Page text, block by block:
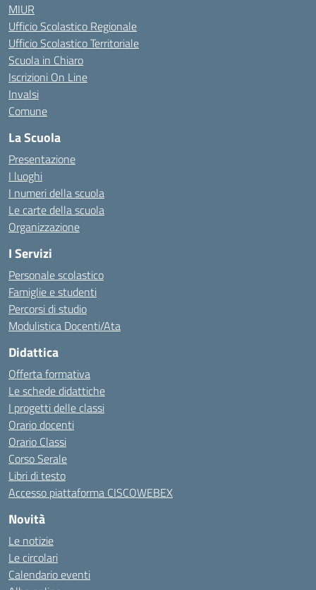
MIUR
Ufficio Scolastico Regionale
Ufficio Scolastico Territoriale
Scuola in Chiaro
Iscrizioni On Line
Invalsi
Comune
La Scuola
Presentazione
I luoghi
I numeri della scuola
Le carte della scuola
Organizzazione
I Servizi
Personale scolastico
Famiglie e studenti
Percorsi di studio
Modulistica Docenti/Ata
Didattica
Offerta formativa
Le schede didattiche
I progetti delle classi
Orario docenti
Orario Classi
Corso Serale
Libri di testo
Accesso piattaforma CISCOWEBEX
Novità
Le notizie
Le circolari
Calendario eventi